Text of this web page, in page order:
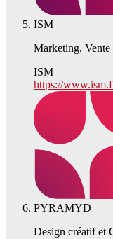
ISM
Marketing,
ISM
https://
PYRAMYD
Design créatif et